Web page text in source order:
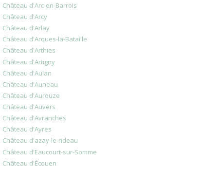
Château d'Arc-en-Barrois
Château d'Arcy
Château d'Arlay
Château d'Arques-la-Bataille
Château d'Arthies
Château d'Artigny
Château d'Aulan
Château d'Auneau
Château d'Aurouze
Château d'Auvers
Château d'Avranches
Château d'Ayres
Château d'azay-le-rideau
Château d'Eaucourt-sur-Somme
Château d'Écouen